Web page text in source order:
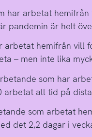
har arbetat
pandemin är helt
arbetat hemifrån vill
– men inte lika
som har
arbetat all tid på
som arbetat
det 2,2 dagar i